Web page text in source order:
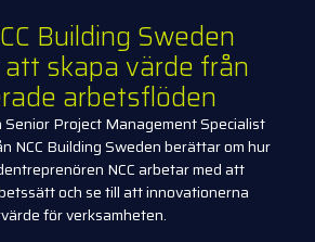
Building Sweden
skapa värde från
arbetsflöden
Project Management Specialist
NCC Building Sweden berättar om hur
NCC arbetar med att
och se till att innovationerna
för verksamheten.